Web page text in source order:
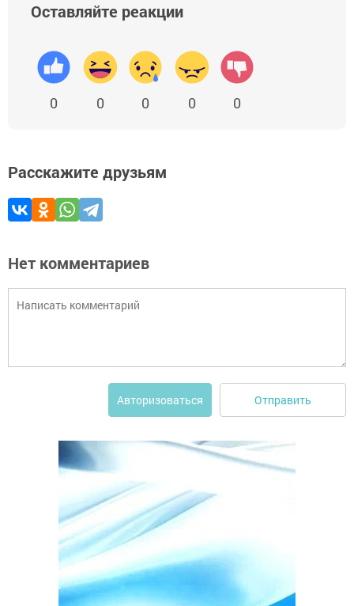
Оставляйте реакции
0 0 0 0 0
Расскажите друзьям
Нет комментариев
Авторизоваться Отправить